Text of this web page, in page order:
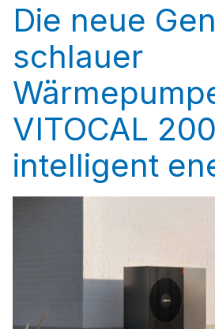
Die neue
schlauer
VITOCAL
intelligent